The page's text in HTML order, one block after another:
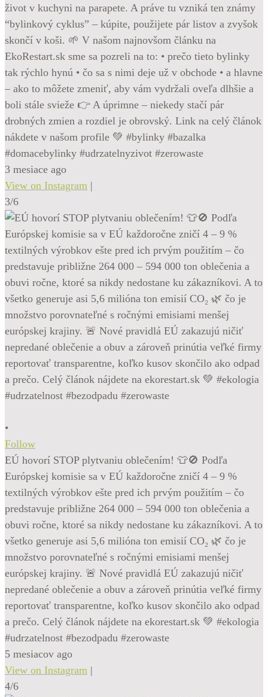
život v kuchyni na parapete. A práve tu vzniká ten známy
“bylinkový cyklus” – kúpite, použijete pár listov a zvyšok
skončí v koši. 🌱 V našom najnovšom článku na
EkoRestart.sk sme sa pozreli na to: • prečo tieto bylinky
tak rýchlo hynú • čo sa s nimi deje už v obchode • a hlavne
– ako to môžete zmeniť, aby vám vydržali oveľa dlhšie a
boli stále svieže 👉 A úprimne – niekedy stačí pár
drobných zmien a rozdiel je obrovský. Link na celý článok
nákdete v našom profile 💚 #bylinky #bazalka
#domacebylinky #udrzatelnyzivot #zerowaste
3 mesiace ago
View on Instagram |
3/6
•
Follow
EÚ hovorí STOP plytvaniu oblečením! 👕🚫 Podľa
Európskej komisie sa v EÚ každoročne zničí 4 – 9 %
textilných výrobkov ešte pred ich prvým použitím – čo
predstavuje približne 264 000 – 594 000 ton oblečenia a
obuvi ročne, ktoré sa nikdy nedostane ku zákazníkovi. A to
všetko generuje asi 5,6 milióna ton emisií CO₂ 🌿 čo je
množstvo porovnateľné s ročnými emisiami menšej
európskej krajiny. 🚨 Nové pravidlá EÚ zakazujú ničiť
nepredané oblečenie a obuv a zároveň prinútia veľké firmy
reportovať transparentne, koľko kusov skončilo ako odpad
a prečo. Celý článok nájdete na ekorestart.sk 💚 #ekologia
#udrzatelnost #bezodpadu #zerowaste
5 mesiacov ago
View on Instagram |
4/6